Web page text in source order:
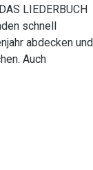
LIEDERBUCH
schnell
abdecken und
Auch